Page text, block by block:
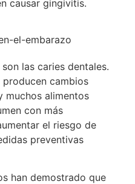
causar gingivitis.
las caries dentales.
producen cambios
muchos alimentos
con más
el riesgo de
preventivas
han demostrado que